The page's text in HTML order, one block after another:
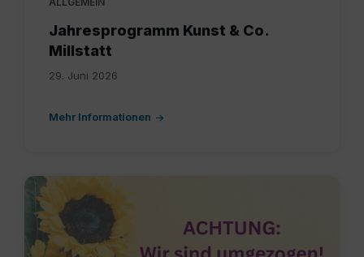
Jahresprogramm Kunst & Co.
Millstatt
29. Juni 2026
Mehr Informationen
Dorfservice.jpg